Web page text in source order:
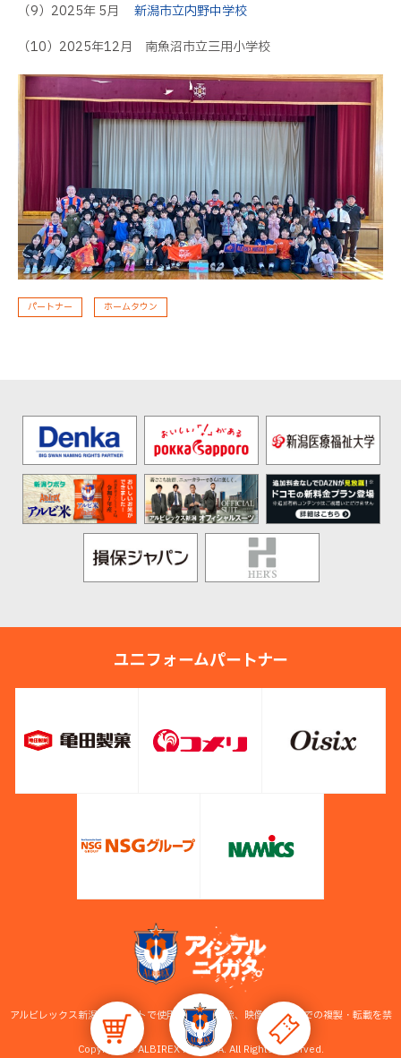
（9）2025年 5月 新潟市立内野中学校
（10）2025年12月 南魚沼市立三用小学校
パートナー ホームタウン
ユニフォームパートナー
アルビレックス新潟公式サイトで使用している画像、映像等の無断での複製・転載を禁
止します。
Copyright © ALBIREX NIIGATA. All Rights Reserved.